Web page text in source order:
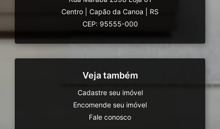
Centro
Capão da Canoa
RS
CEP: 95555-000
Veja também
Cadastre seu imóvel
Encomende seu imóvel
Fale conosco